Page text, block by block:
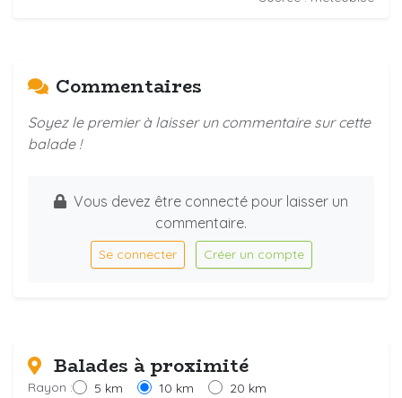
Commentaires
Soyez le premier à laisser un commentaire sur cette
balade !
Vous devez être connecté pour laisser un
commentaire.
Se connecter Créer un compte
Balades à proximité
Rayon : 5 km 10 km 20 km